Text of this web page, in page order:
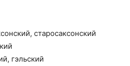
старосаксонский
гэльский